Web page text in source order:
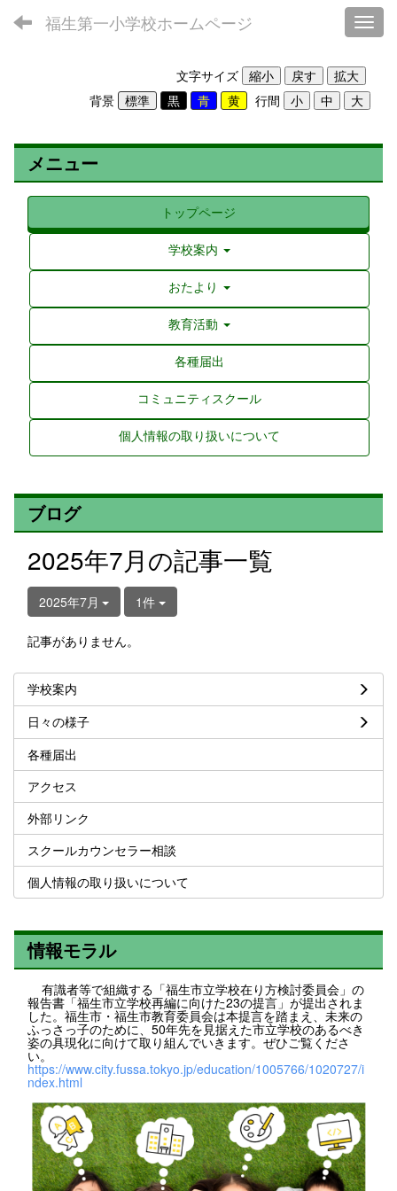
福生第一小学校ホームページ
文字サイズ
背景
行間
メニュー
トップページ
学校案内
おたより
教育活動
各種届出
コミュニティスクール
個人情報の取り扱いについて
ブログ
2025年7月の記事一覧
2025年7月 1件
記事がありません。
学校案内
日々の様子
各種届出
アクセス
外部リンク
スクールカウンセラー相談
個人情報の取り扱いについて
情報モラル
有識者等で組織する「福生市立学校在り方検討委員会」の
報告書「福生市立学校再編に向けた23の提言」が提出されま
した。福生市・福生市教育委員会は本提言を踏まえ、未来の
ふっさっ子のために、50年先を見据えた市立学校のあるべき
姿の具現化に向けて取り組んでいきます。ぜひご覧くださ
い。
https://www.city.fussa.tokyo.jp/education/1005766/1020727/i
ndex.html